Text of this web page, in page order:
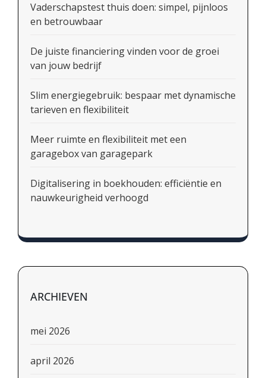
Vaderschapstest thuis doen: simpel, pijnloos
en betrouwbaar
De juiste financiering vinden voor de groei
van jouw bedrijf
Slim energiegebruik: bespaar met dynamische
tarieven en flexibiliteit
Meer ruimte en flexibiliteit met een
garagebox van garagepark
Digitalisering in boekhouden: efficiëntie en
nauwkeurigheid verhoogd
ARCHIEVEN
mei 2026
april 2026